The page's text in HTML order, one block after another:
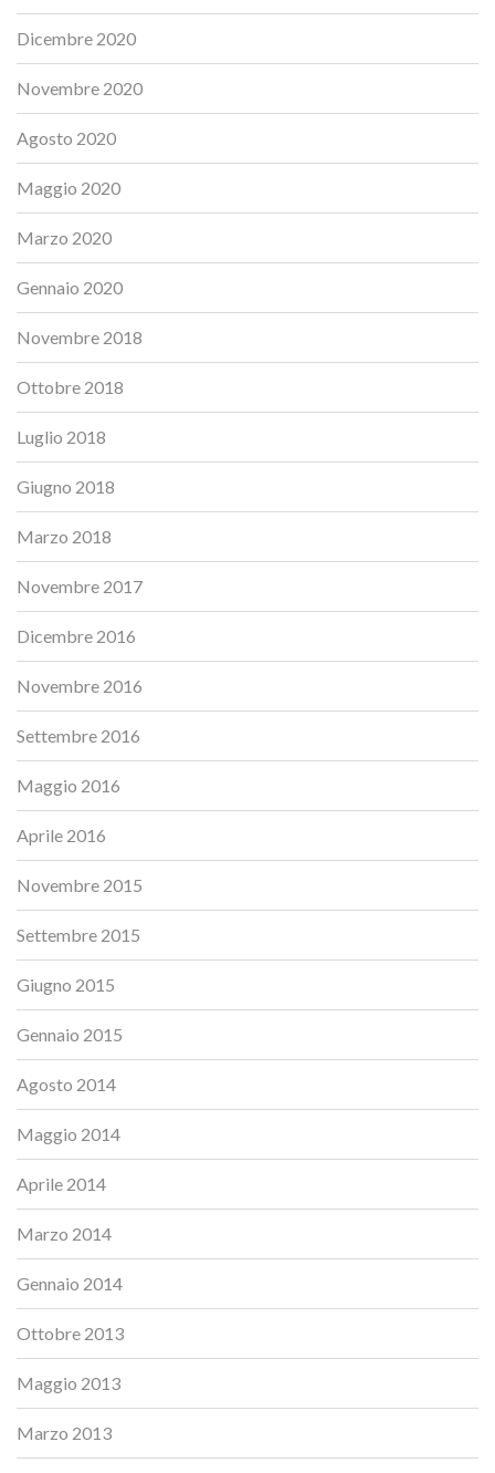
Dicembre 2020
Novembre 2020
Agosto 2020
Maggio 2020
Marzo 2020
Gennaio 2020
Novembre 2018
Ottobre 2018
Luglio 2018
Giugno 2018
Marzo 2018
Novembre 2017
Dicembre 2016
Novembre 2016
Settembre 2016
Maggio 2016
Aprile 2016
Novembre 2015
Settembre 2015
Giugno 2015
Gennaio 2015
Agosto 2014
Maggio 2014
Aprile 2014
Marzo 2014
Gennaio 2014
Ottobre 2013
Maggio 2013
Marzo 2013